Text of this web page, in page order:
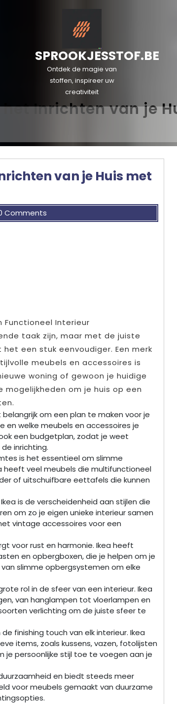
SPROOKJESSTOF.BE
Ontdek de magie van
stoffen, inspireer uw
creativiteit
Inrichten van je
van je Huis met
Comments
Functioneel Interieur
taak zijn, maar met de juiste
een stuk eenvoudiger. Een merk
meubels en accessoires is
woning of gewoon je huidige
om je huis op een
om een plan te maken voor je
en welke meubels en accessoires je
een budgetplan, zodat je weet
inrichting.
is het essentieel om slimme
heeft veel meubels die multifunctioneel
of uitschuifbare eettafels die kunnen
is de verscheidenheid aan stijlen die
om zo je eigen unieke interieur samen
vintage accessoires voor een
voor rust en harmonie. Ikea heeft
en opbergboxen, die je helpen om je
slimme opbergsystemen om elke
rol in de sfeer van een interieur. Ikea
van hanglampen tot vloerlampen en
verlichting om de juiste sfeer te
finishing touch van elk interieur. Ikea
items, zoals kussens, vazen, fotolijsten
je persoonlijke stijl toe te voegen aan je
en biedt steeds meer
voor meubels gemaakt van duurzame